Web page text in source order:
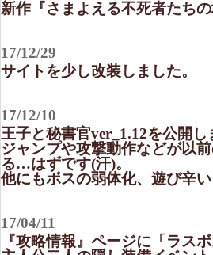
新作『さまよえる不死者たち
17/12/29
サイトを少し改装しました。
17/12/10
王子と秘書官ver_1.12を公開し
ジャンプや攻撃動作などが以
る…はずです(汗)。
他にもボスの弱体化、遊び辛
17/04/11
『攻略情報』ページに「ラス